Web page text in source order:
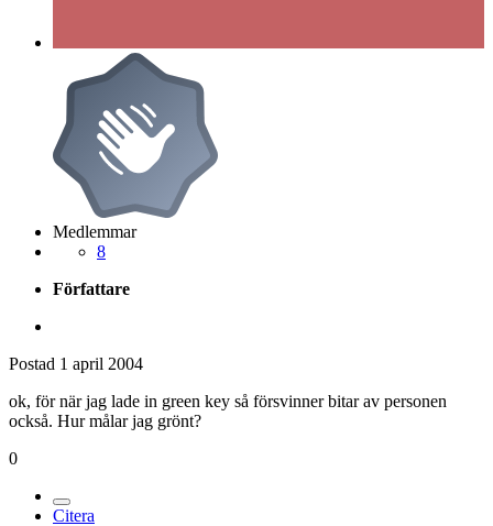
Medlemmar
8
Författare
Postad 1 april 2004
ok, för när jag lade in green key så försvinner bitar av personen
också. Hur målar jag grönt?
0
Citera